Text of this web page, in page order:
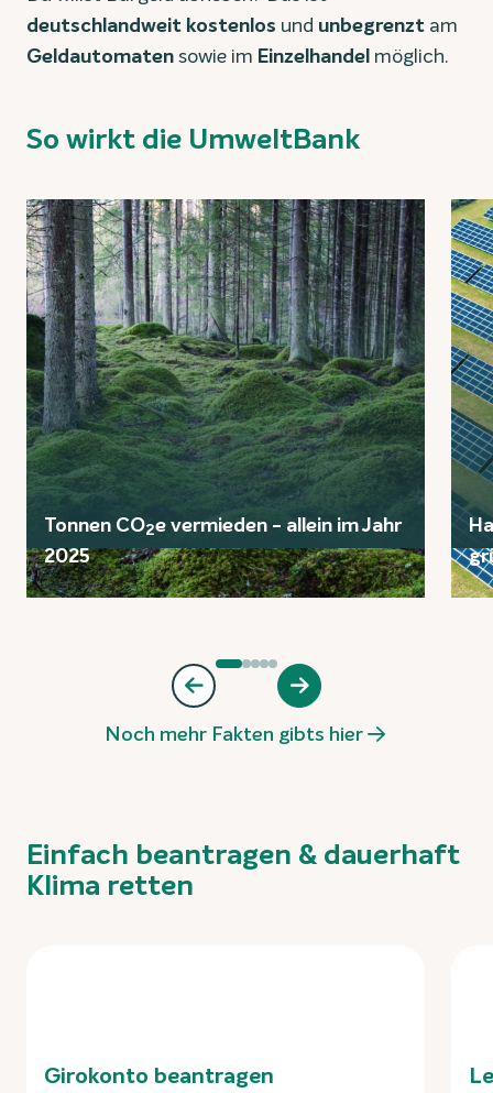
deutschlandweit kostenlos und unbegrenzt am
Geldautomatensowie im Einzelhandel möglich.
So wirkt die UmweltBank
Tonnen CO2e vermieden - allein im Jahr
2025
Noch mehr Fakten gibts hier
Einfach beantragen & dauerhaft
Klima retten
Girokonto beantragen